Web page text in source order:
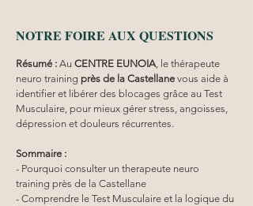
NOTRE FOIRE AUX QUESTIONS
Résumé : Au CENTRE EUNOIA , le thérapeute
neuro training près de la Castellane vous aide à
identifier et libérer des blocages grâce au Test
Musculaire, pour mieux gérer stress, angoisses,
dépression et douleurs récurrentes.
Sommaire :
- Pourquoi consulter un therapeute neuro
training près de la Castellane
- Comprendre le Test Musculaire et la logique du